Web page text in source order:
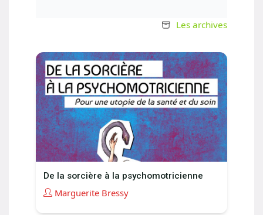
Les archives
De la sorcière à la psychomotricienne
Marguerite Bressy